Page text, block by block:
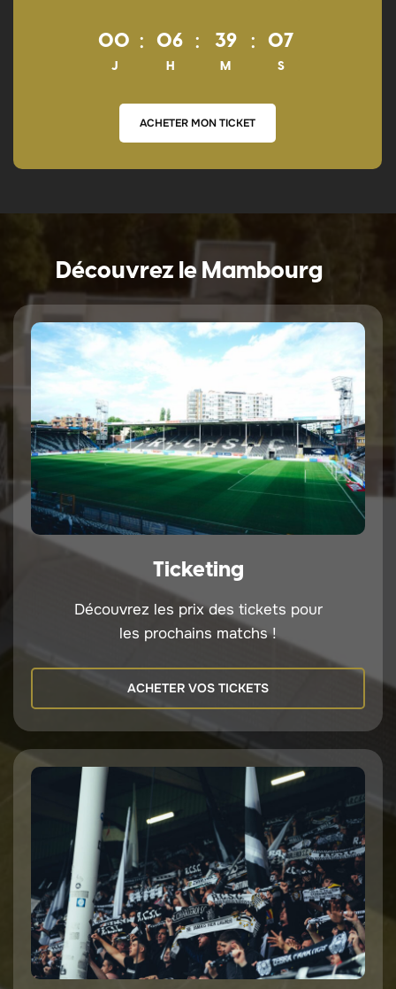
00
J
: 06
H
: 39
M
: 06
S
ACHETER MON TICKET
Découvrez le Mambourg
Ticketing
Découvrez les prix des tickets pour
les prochains matchs !
ACHETER VOS TICKETS